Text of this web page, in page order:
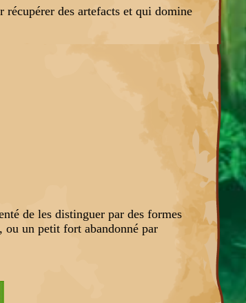
des artefacts et qui domine
de les distinguer par des formes
ou un petit fort abandonné par